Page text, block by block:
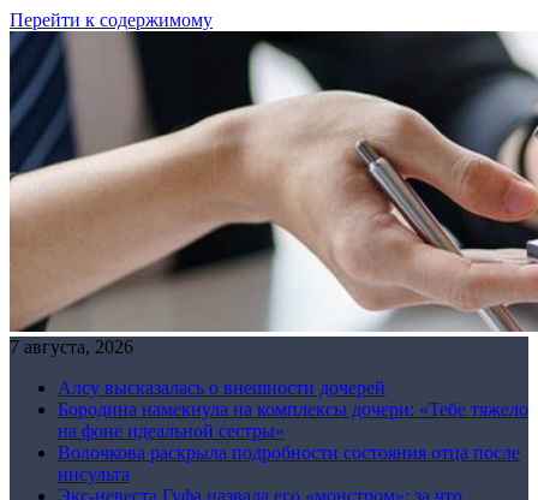
Перейти к содержимому
7 августа, 2026
Алсу высказалась о внешности дочерей
Бородина намекнула на комплексы дочери: «Тебе тяжело
на фоне идеальной сестры»
Волочкова раскрыла подробности состояния отца после
инсульта
Экс-невеста Гуфа назвала его «монстром»: за что